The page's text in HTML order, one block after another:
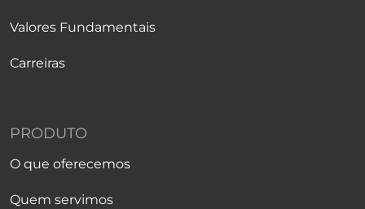
Valores Fundamentais
Carreiras
PRODUTO
O que oferecemos
Quem servimos